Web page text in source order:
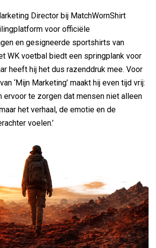
Director bij MatchWornShirt
voor officiële
en gesigneerde sportshirts van
WK voetbal biedt een springplank voor
heeft hij het dus razenddruk mee. Voor
‘Mijn Marketing’ maakt hij even tijd vrij:
ervoor te zorgen dat mensen niet alleen
het verhaal, de emotie en de
voelen.’